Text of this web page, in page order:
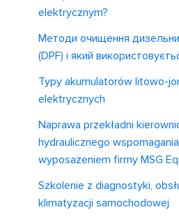
elektrycznym?
Методи очищення
(DPF) і який
Typy akumulatorów litowo-
elektrycznych
Naprawa przekładni
hydraulicznego
wyposażeniem firmy MSG
Szkolenie z diagnostyki,
klimatyzacji samochodowej